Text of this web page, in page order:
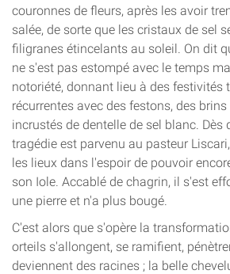
couronnes de fleurs, après les avoir
salée, de sorte que les cristaux de sel
filigranes étincelants au soleil. On dit
ne s'est pas estompé avec le temps
notoriété, donnant lieu à des festivités
récurrentes avec des festons, des
incrustés de dentelle de sel blanc. Dès
tragédie est parvenu au pasteur
les lieux dans l'espoir de pouvoir
son Iole. Accablé de chagrin, il s'est
une pierre et n'a plus bougé.
C'est alors que s'opère la
orteils s'allongent, se ramifient,
deviennent des racines ; la belle